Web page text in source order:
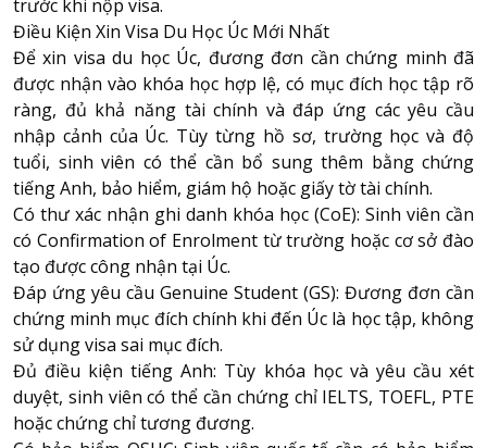
trước khi nộp visa.
Điều Kiện Xin Visa Du Học Úc Mới Nhất
Để xin visa du học Úc, đương đơn cần chứng minh đã
được nhận vào khóa học hợp lệ, có mục đích học tập rõ
ràng, đủ khả năng tài chính và đáp ứng các yêu cầu
nhập cảnh của Úc. Tùy từng hồ sơ, trường học và độ
tuổi, sinh viên có thể cần bổ sung thêm bằng chứng
tiếng Anh, bảo hiểm, giám hộ hoặc giấy tờ tài chính.
Có thư xác nhận ghi danh khóa học (CoE): Sinh viên cần
có Confirmation of Enrolment từ trường hoặc cơ sở đào
tạo được công nhận tại Úc.
Đáp ứng yêu cầu Genuine Student (GS): Đương đơn cần
chứng minh mục đích chính khi đến Úc là học tập, không
sử dụng visa sai mục đích.
Đủ điều kiện tiếng Anh: Tùy khóa học và yêu cầu xét
duyệt, sinh viên có thể cần chứng chỉ IELTS, TOEFL, PTE
hoặc chứng chỉ tương đương.